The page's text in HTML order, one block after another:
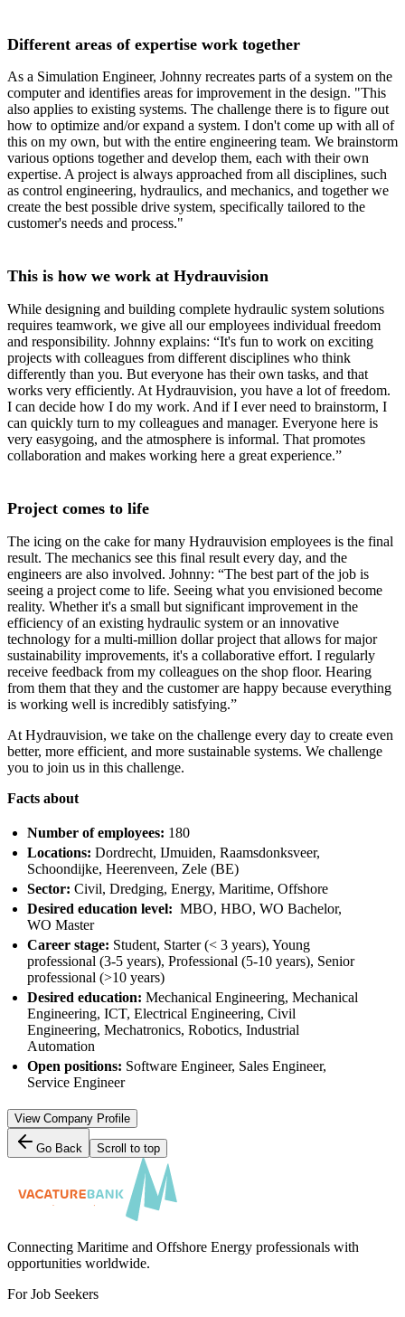
Different areas of expertise work together
As a Simulation Engineer, Johnny recreates parts of a system on the
computer and identifies areas for improvement in the design. "This
also applies to existing systems. The challenge there is to figure out
how to optimize and/or expand a system. I don't come up with all of
this on my own, but with the entire engineering team. We brainstorm
various options together and develop them, each with their own
expertise. A project is always approached from all disciplines, such
as control engineering, hydraulics, and mechanics, and together we
create the best possible drive system, specifically tailored to the
customer's needs and process."
This is how we work at Hydrauvision
While designing and building complete hydraulic system solutions
requires teamwork, we give all our employees individual freedom
and responsibility. Johnny explains: “It's fun to work on exciting
projects with colleagues from different disciplines who think
differently than you. But everyone has their own tasks, and that
works very efficiently. At Hydrauvision, you have a lot of freedom.
I can decide how I do my work. And if I ever need to brainstorm, I
can quickly turn to my colleagues and manager. Everyone here is
very easygoing, and the atmosphere is informal. That promotes
collaboration and makes working here a great experience.”
Project comes to life
The icing on the cake for many Hydrauvision employees is the final
result. The mechanics see this final result every day, and the
engineers are also involved. Johnny: “The best part of the job is
seeing a project come to life. Seeing what you envisioned become
reality. Whether it's a small but significant improvement in the
efficiency of an existing hydraulic system or an innovative
technology for a multi-million dollar project that allows for major
sustainability improvements, it's a collaborative effort. I regularly
receive feedback from my colleagues on the shop floor. Hearing
from them that they and the customer are happy because everything
is working well is incredibly satisfying.”
At Hydrauvision, we take on the challenge every day to create even
better, more efficient, and more sustainable systems. We challenge
you to join us in this challenge.
Facts about
Number of employees: 180
Locations:Dordrecht, IJmuiden, Raamsdonksveer,
Schoondijke, Heerenveen, Zele (BE)
Sector: Civil, Dredging, Energy, Maritime, Offshore
Desired education level: MBO, HBO, WO Bachelor,
WO Master
Career stage: Student, Starter (< 3 years), Young
professional (3-5 years), Professional (5-10 years), Senior
professional (>10 years)
Desired education: Mechanical Engineering, Mechanical
Engineering, ICT, Electrical Engineering, Civil
Engineering, Mechatronics, Robotics, Industrial
Automation
Open positions: Software Engineer, Sales Engineer,
Service Engineer
View Company Profile
Go Back Scroll to top
Connecting Maritime and Offshore Energy professionals with
opportunities worldwide.
For Job Seekers